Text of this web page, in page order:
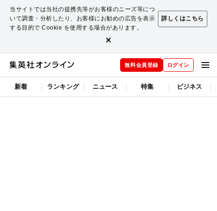
当サイトでは当社の提携先等がお客様のニーズ等につ
いて調査・分析したり、お客様にお勧めの広告を表示
する目的で Cookie を使用する場合があります。
詳しくはこちら
×
無料会員登録 ログイン
新着 ランキング ニュース 特集 ビジネス